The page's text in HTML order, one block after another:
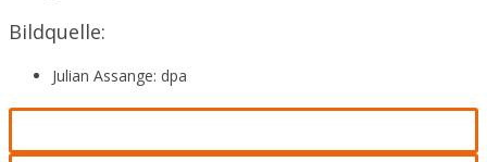
Bildquelle:
Julian Assange: dpa